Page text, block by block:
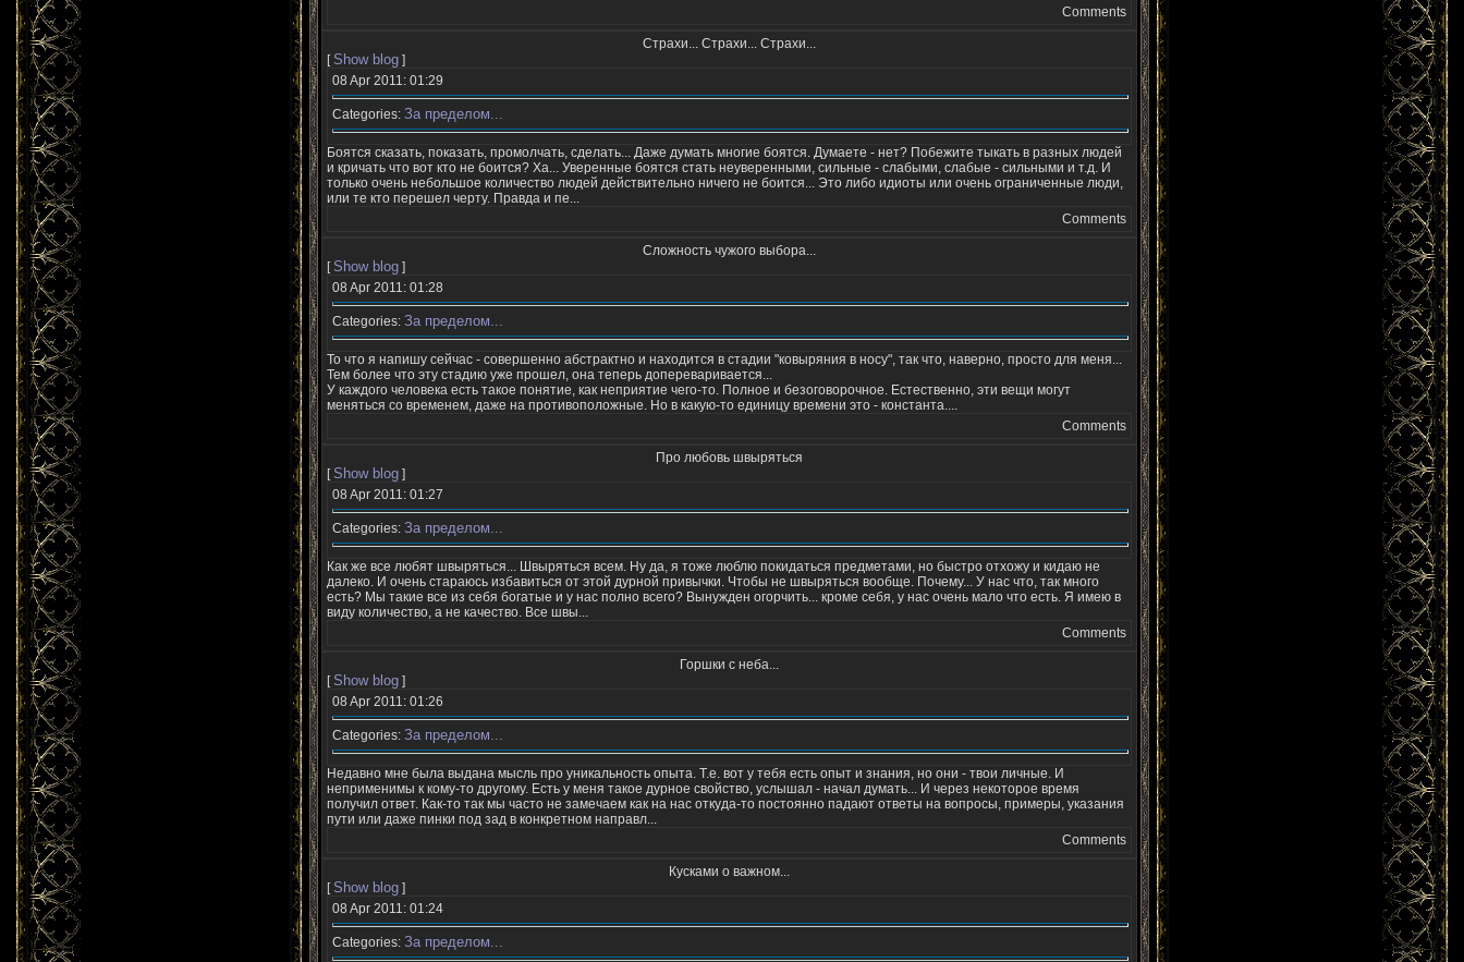
Comments
Страхи... Страхи... Страхи...
[Show blog ]
08 Apr 2011: 01:29
Categories: За пределом...
Боятся сказать, показать, промолчать, сделать... Даже думать многие боятся. Думаете - нет? Побежите тыкать в разных людей
и кричать что вот кто не боится? Ха... Уверенные боятся стать неуверенными, сильные - слабыми, слабые - сильными и т.д. И
только очень небольшое количество людей действительно ничего не боится... Это либо идиоты или очень ограниченные люди,
или те кто перешел черту. Правда и пе...
Comments
Сложность чужого выбора...
[Show blog ]
08 Apr 2011: 01:28
Categories: За пределом...
То что я напишу сейчас - совершенно абстрактно и находится в стадии "ковыряния в носу", так что, наверно, просто для меня...
Тем более что эту стадию уже прошел, она теперь допереваривается...
У каждого человека есть такое понятие, как неприятие чего-то. Полное и безоговорочное. Естественно, эти вещи могут
меняться со временем, даже на противоположные. Но в какую-то единицу времени это - константа....
Comments
Про любовь швыряться
[Show blog ]
08 Apr 2011: 01:27
Categories: За пределом...
Как же все любят швыряться... Швыряться всем. Ну да, я тоже люблю покидаться предметами, но быстро отхожу и кидаю не
далеко. И очень стараюсь избавиться от этой дурной привычки. Чтобы не швыряться вообще. Почему... У нас что, так много
есть? Мы такие все из себя богатые и у нас полно всего? Вынужден огорчить... кроме себя, у нас очень мало что есть. Я имею в
виду количество, а не качество. Все швы...
Comments
Горшки с неба...
[Show blog ]
08 Apr 2011: 01:26
Categories: За пределом...
Недавно мне была выдана мысль про уникальность опыта. Т.е. вот у тебя есть опыт и знания, но они - твои личные. И
неприменимы к кому-то другому. Есть у меня такое дурное свойство, услышал - начал думать... И через некоторое время
получил ответ. Как-то так мы часто не замечаем как на нас откуда-то постоянно падают ответы на вопросы, примеры, указания
пути или даже пинки под зад в конкретном направл...
Comments
Кусками о важном...
[Show blog ]
08 Apr 2011: 01:24
Categories: За пределом...